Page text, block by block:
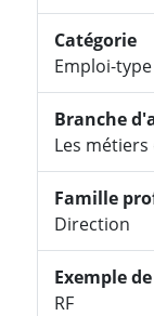
Catégorie
Emploi-type
Branche
Les
Famille
Direction
Exemple
RF